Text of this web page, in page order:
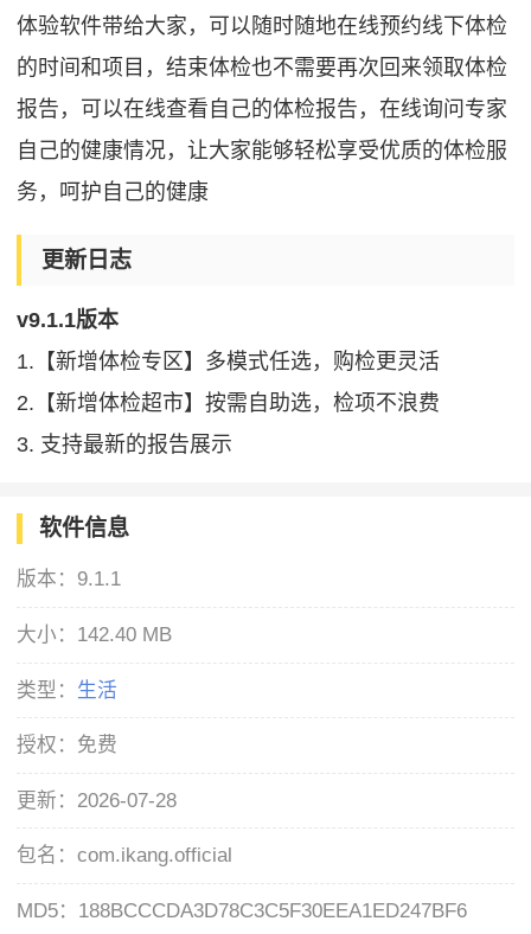
体验软件带给大家，可以随时随地在线预约线下体检
的时间和项目，结束体检也不需要再次回来领取体检
报告，可以在线查看自己的体检报告，在线询问专家
自己的健康情况，让大家能够轻松享受优质的体检服
务，呵护自己的健康
更新日志
v9.1.1版本
1.【新增体检专区】多模式任选，购检更灵活
2.【新增体检超市】按需自助选，检项不浪费
3. 支持最新的报告展示
软件信息
版本： 9.1.1
大小： 142.40 MB
类型： 生活
授权： 免费
更新： 2026-07-28
包名：com.ikang.official
MD5： 188BCCCDA3D78C3C5F30EEA1ED247BF6